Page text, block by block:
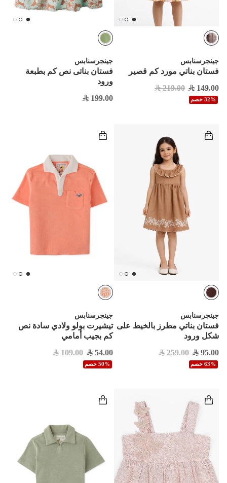
جينجرسنابس
فستان بناتي مورد كم قصير
149.00
219.00
32% خصم
جينجرسنابس
فستان بناتى نص كم بطبعة
ورود
199.00
جينجرسنابس
فستان بناتي مطرز بالخيط على
شكل ورود
95.00
259.00
63% خصم
جينجرسنابس
تيشيرت بولو ولادي سادة نص
كم بجيب أمامي
54.00
109.00
50% خصم